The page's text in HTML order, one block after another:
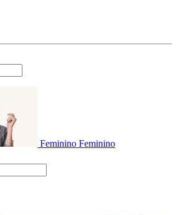
Feminino Feminino